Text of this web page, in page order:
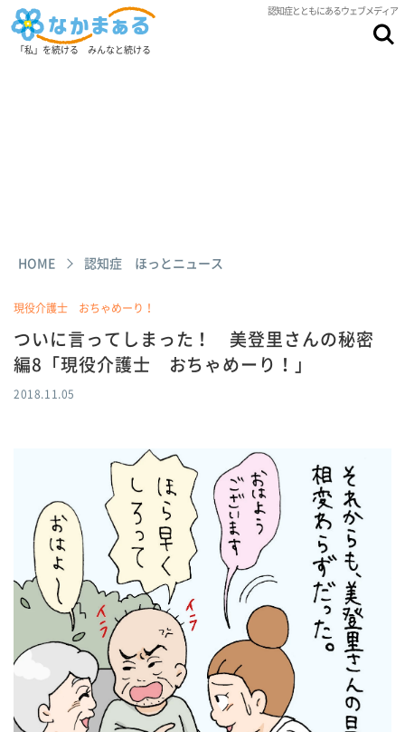
認知症とともにあるウェブメディア
「私」を続ける みんなと続ける
HOME 認知症 ほっとニュース
現役介護士 おちゃめーり！
ついに言ってしまった！ 美登里さんの秘密
編8「現役介護士 おちゃめーり！」
2018.11.05